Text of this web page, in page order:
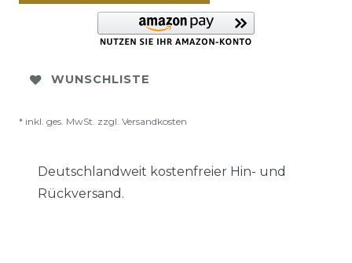
WUNSCHLISTE
* inkl. ges. MwSt. zzgl. Versandkosten
Deutschlandweit kostenfreier Hin- und
Rückversand.